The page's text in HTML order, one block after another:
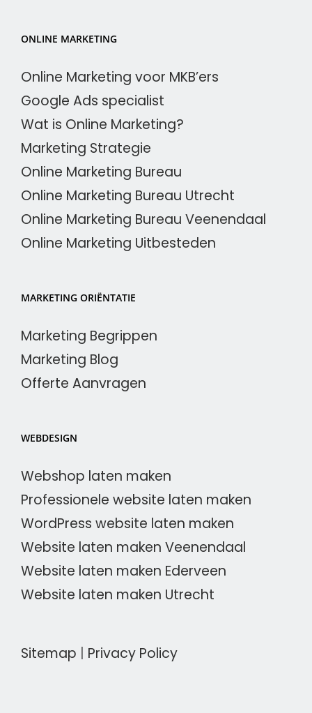
ONLINE MARKETING
Online Marketing voor MKB’ers
Google Ads specialist
Wat is Online Marketing?
Marketing Strategie
Online Marketing Bureau
Online Marketing Bureau Utrecht
Online Marketing Bureau Veenendaal
Online Marketing Uitbesteden
MARKETING ORIËNTATIE
Marketing Begrippen
Marketing Blog
Offerte Aanvragen
WEBDESIGN
Webshop laten maken
Professionele website laten maken
WordPress website laten maken
Website laten maken Veenendaal
Website laten maken Ederveen
Website laten maken Utrecht
Sitemap Privacy Policy